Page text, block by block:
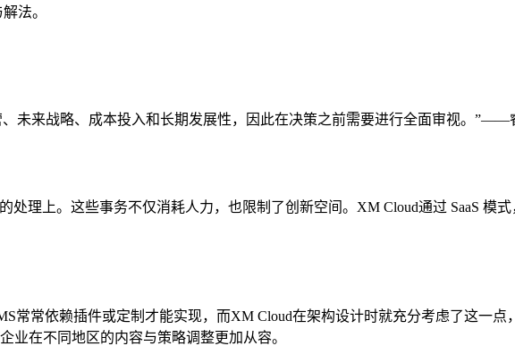
法。
未来战略、成本投入和长期发展性，因此在决策之前需要进行全面审视。”——
理上。这些事务不仅消耗人力，也限制了创新空间。XM Cloud通过 SaaS 模
常常依赖插件或定制才能实现，而XM Cloud在架构设计时就充分考虑了这一点
业在不同地区的内容与策略调整更加从容。